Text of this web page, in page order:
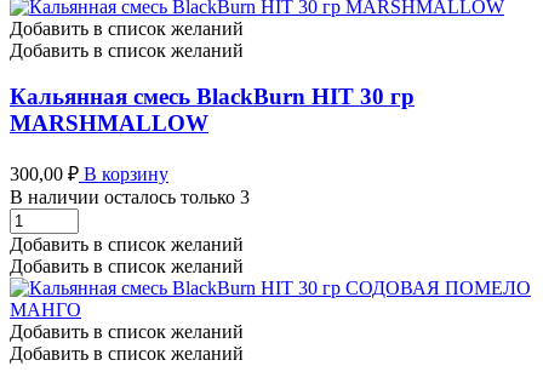
Добавить в список желаний
Добавить в список желаний
Кальянная смесь BlackBurn HIT 30 гр
MARSHMALLOW
300,00 ₽ В корзину
В наличии осталось только 3
Кальянная
смесь
BlackBurn
HIT
30
гр
MARSHMALLOW
количество
Добавить в список желаний
Добавить в список желаний
Добавить в список желаний
Добавить в список желаний